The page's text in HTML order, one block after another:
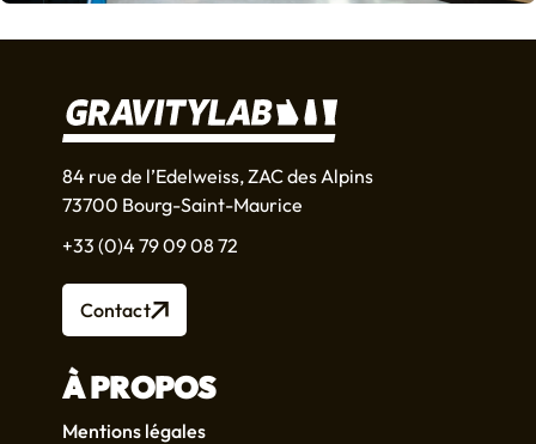
84 rue de l’Edelweiss, ZAC des Alpins
73700 Bourg-Saint-Maurice
+33 (0)4 79 09 08 72
Contact
À PROPOS
Mentions légales